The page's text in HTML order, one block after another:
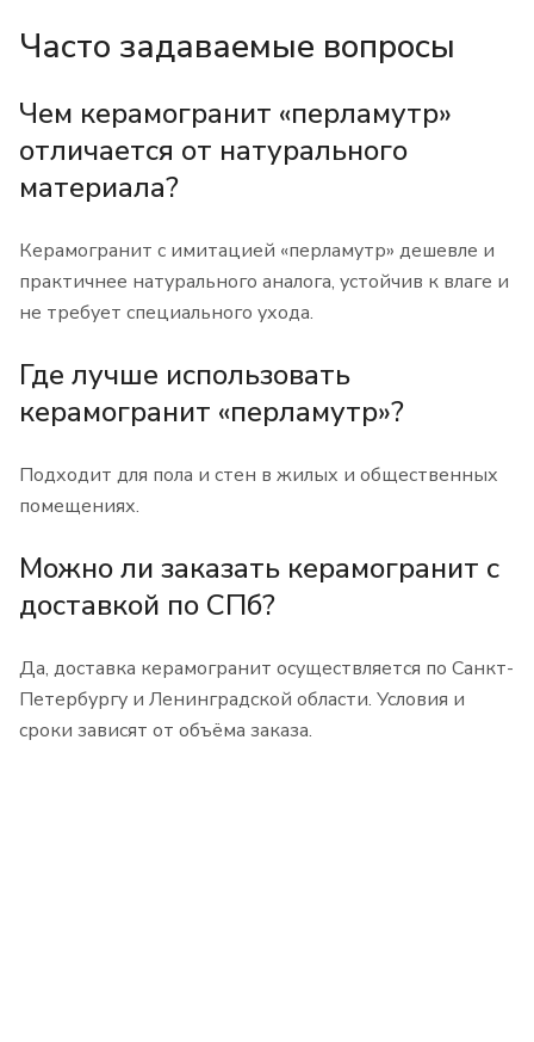
Часто задаваемые вопросы
Чем керамогранит «перламутр»
отличается от натурального
материала?
Керамогранит с имитацией «перламутр» дешевле и
практичнее натурального аналога, устойчив к влаге и
не требует специального ухода.
Где лучше использовать
керамогранит «перламутр»?
Подходит для пола и стен в жилых и общественных
помещениях.
Можно ли заказать керамогранит с
доставкой по СПб?
Да, доставка керамогранит осуществляется по Санкт-
Петербургу и Ленинградской области. Условия и
сроки зависят от объёма заказа.